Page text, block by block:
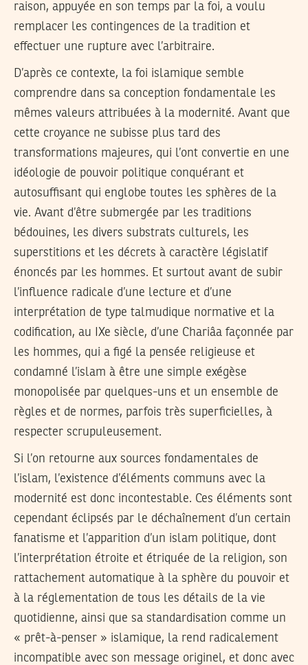
raison, appuyée en son temps par la foi, a voulu
remplacer les contingences de la tradition et
effectuer une rupture avec l’arbitraire.
D’après ce contexte, la foi islamique semble
comprendre dans sa conception fondamentale les
mêmes valeurs attribuées à la modernité. Avant que
cette croyance ne subisse plus tard des
transformations majeures, qui l’ont convertie en une
idéologie de pouvoir politique conquérant et
autosuffisant qui englobe toutes les sphères de la
vie. Avant d’être submergée par les traditions
bédouines, les divers substrats culturels, les
superstitions et les décrets à caractère législatif
énoncés par les hommes. Et surtout avant de subir
l’influence radicale d’une lecture et d’une
interprétation de type talmudique normative et la
codification, au IXe siècle, d’une Chariâa façonnée par
les hommes, qui a figé la pensée religieuse et
condamné l’islam à être une simple exégèse
monopolisée par quelques-uns et un ensemble de
règles et de normes, parfois très superficielles, à
respecter scrupuleusement.
Si l’on retourne aux sources fondamentales de
l’islam, l’existence d’éléments communs avec la
modernité est donc incontestable. Ces éléments sont
cependant éclipsés par le déchaînement d’un certain
fanatisme et l’apparition d’un islam politique, dont
l’interprétation étroite et étriquée de la religion, son
rattachement automatique à la sphère du pouvoir et
à la réglementation de tous les détails de la vie
quotidienne, ainsi que sa standardisation comme un
« prêt-à-penser » islamique, la rend radicalement
incompatible avec son message originel, et donc avec